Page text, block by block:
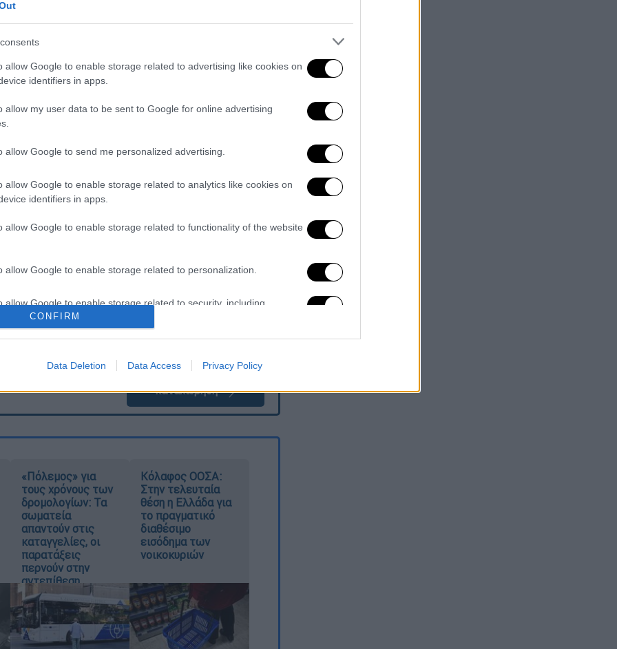
allow Google to enable storage related to advertising like cookies on
identifiers in apps.
allow my user data to be sent to Google for online advertising
allow Google to send me personalized advertising.
allow Google to enable storage related to analytics like cookies on
identifiers in apps.
allow Google to enable storage related to functionality of the website
allow Google to enable storage related to personalization.
allow Google to enable storage related to security, including
functionality and fraud prevention, and other user protection.
CONFIRM
Data Deletion Data Access Privacy Policy
μετέφεραν φιάλη γκαζιού
έρευνα,
επιδοτήσειςγια τις συζύγους τους.
ΕΘΝΟΣ θα παρεμβαίνει και τα προσβλητικά σχόλια θα
καταχώρηση
«Πόλεμος» για
τους χρόνους των
δρομολογίων: Τα
σωματεία
απαντούν στις
καταγγελίες, οι
παρατάξεις
περνούν στην
αντεπίθεση
Κόλαφος ΟΟΣΑ:
Στην τελευταία
θέση η Ελλάδα για
το πραγματικό
διαθέσιμο
εισόδημα των
νοικοκυριών